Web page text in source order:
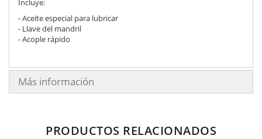
- Aceite especial para lubricar
- Llave del mandril
- Acople rápido
Más información
PRODUCTOS RELACIONADOS